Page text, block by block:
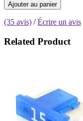
Ajouter au panier
(35 avis) /Écrire un avis
Related Product